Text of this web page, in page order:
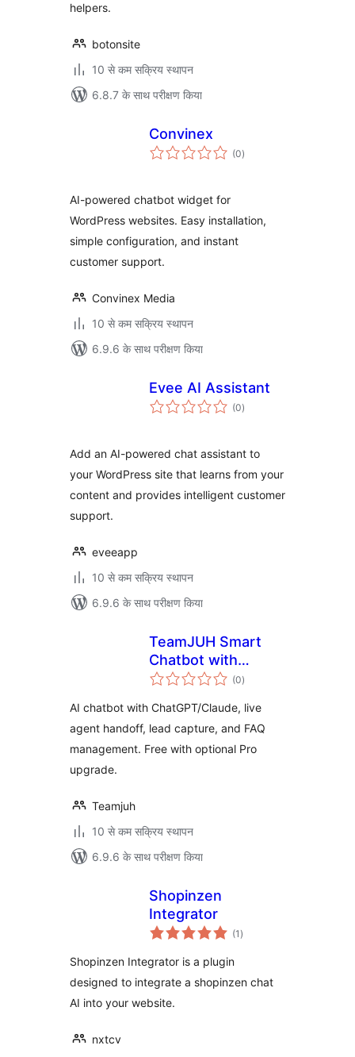
helpers.
botonsite
10 से कम सक्रिय स्थापन
6.8.7 के साथ परीक्षण किया
Convinex
(0कुल
दर)
AI-powered chatbot widget for
WordPress websites. Easy installation,
simple configuration, and instant
customer support.
Convinex Media
10 से कम सक्रिय स्थापन
6.9.6 के साथ परीक्षण किया
Evee AI Assistant
(0कुल
दर)
Add an AI-powered chat assistant to
your WordPress site that learns from your
content and provides intelligent customer
support.
eveeapp
10 से कम सक्रिय स्थापन
6.9.6 के साथ परीक्षण किया
TeamJUH Smart
Chatbot with
ChatGPT and
(0कुल
दर)
AI chatbot with ChatGPT/Claude, live
agent handoff, lead capture, and FAQ
management. Free with optional Pro
upgrade.
Teamjuh
10 से कम सक्रिय स्थापन
6.9.6 के साथ परीक्षण किया
Shopinzen
Integrator
(1 कुल
दर)
Shopinzen Integrator is a plugin
designed to integrate a shopinzen chat
AI into your website.
nxtcv